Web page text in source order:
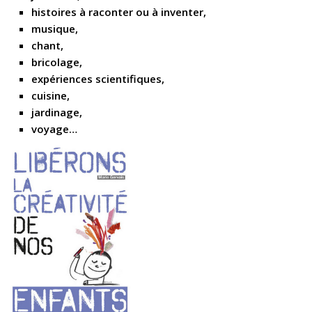
histoires à raconter ou à inventer,
musique,
chant,
bricolage,
expériences scientifiques,
cuisine,
jardinage,
voyage…